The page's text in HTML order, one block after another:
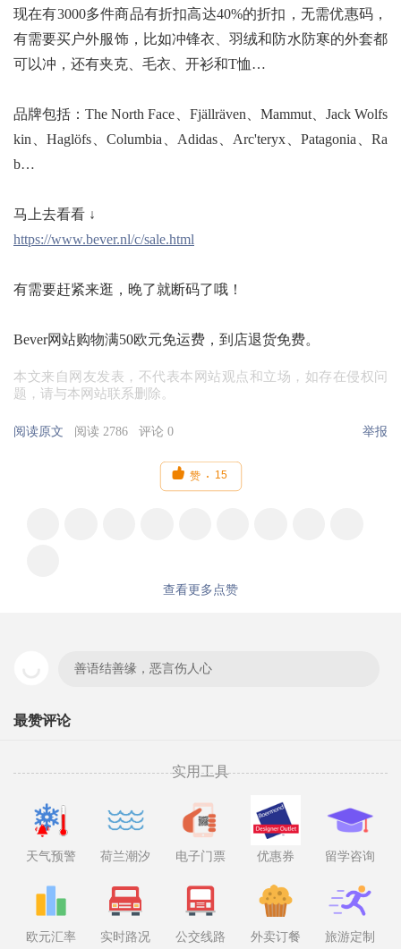
现在有3000多件商品有折扣高达40%的折扣，无需优惠码，
有需要买户外服饰，比如冲锋衣、羽绒和防水防寒的外套都
可以冲，还有夹克、毛衣、开衫和T恤…
品牌包括：The North Face、Fjällräven、Mammut、Jack Wolfs
kin、Haglöfs、Columbia、Adidas、Arc'teryx、Patagonia、Ra
b…
马上去看看 ↓
https://www.bever.nl/c/sale.html
有需要赶紧来逛，晚了就断码了哦！
Bever网站购物满50欧元免运费，到店退货免费。
本文来自网友发表，不代表本网站观点和立场，如存在侵权问
题，请与本网站联系删除。
阅读原文 阅读 2786 评论 0 举报
 赞 15
查看更多点赞
善语结善缘，恶言伤人心
最赞评论
实用工具
天气预警 荷兰潮汐 电子门票 优惠券 留学咨询
欧元汇率 实时路况 公交线路 外卖订餐 旅游定制